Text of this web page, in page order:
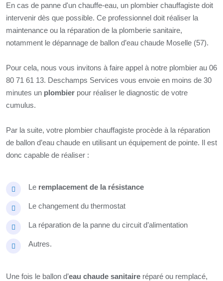
En cas de panne d'un chauffe-eau, un plombier chauffagiste doit
intervenir dès que possible. Ce professionnel doit réaliser la
maintenance ou la réparation de la plomberie sanitaire,
notamment le dépannage de ballon d’eau chaude Moselle (57).
Pour cela, nous vous invitons à faire appel à notre plombier au 06
80 71 61 13. Deschamps Services vous envoie en moins de 30
minutes un plombier pour réaliser le diagnostic de votre
cumulus.
Par la suite, votre plombier chauffagiste procède à la réparation
de ballon d’eau chaude en utilisant un équipement de pointe. Il est
donc capable de réaliser :
Le remplacement de la résistance
Le changement du thermostat
La réparation de la panne du circuit d’alimentation
Autres.
Une fois le ballon d’eau chaude sanitaire réparé ou remplacé,